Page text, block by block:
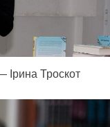
Ірина Троскот